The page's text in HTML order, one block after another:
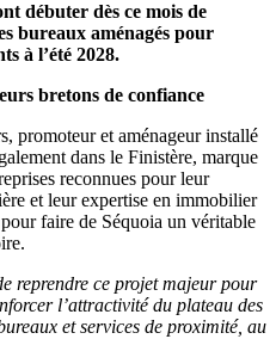
débuter dès ce mois de
bureaux aménagés pour
à l’été 2028.
bretons de confiance
promoteur et aménageur installé
dans le Finistère, marque
reconnues pour leur
et leur expertise en immobilier
faire de Séquoia un véritable
reprendre ce projet majeur pour
l’attractivité du plateau des
et services de proximité, au